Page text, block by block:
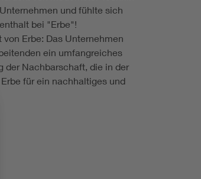
und fühlte sich
bei "Erbe"!
Erbe: Das Unternehmen
ein umfangreiches
der Nachbarschaft, die in der
für ein nachhaltiges und